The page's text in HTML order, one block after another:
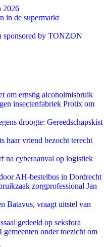
2026
in de supermarkt
sponsored by TONZON
om ernstig alcoholmisbruik
insectenfabriek Protix om
droogte: Gereedschapskist
haar vriend bezocht terecht
na cyberaanval op logistiek
AH-bestelbus in Dordrecht
zorgprofessional Jan
Batavus, vraagt uitstel van
gedeeld op seksfora
onder toezicht om